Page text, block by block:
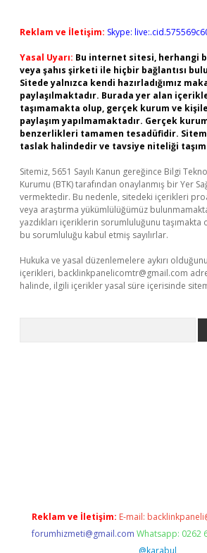
Reklam ve İletişim: Skype:
Yasal Uyarı: Bu internet sitesi, herhangi
veya şahıs şirketi ile hiçbir bağlantısı
Sitede yalnızca kendi hazırladığımız
paylaşılmaktadır. Burada yer alan
taşımamakta olup, gerçek kurum ve
paylaşım yapılmamaktadır. Gerçek
benzerlikleri tamamen tesadüfidir.
taslak halindedir ve tavsiye niteliği
Sitemiz, 5651 Sayılı Kanun gereğince Bilgi
Kurumu (BTK) tarafından onaylanmış bir Yer
vermektedir. Bu nedenle, sitedeki içerikleri
veya araştırma yükümlülüğümüz
yazdıkları içeriklerin sorumluluğunu
bu sorumluluğu kabul etmiş sayılırlar.
Hukuka ve yasal düzenlemelere aykırı
içerikleri, backlinkpanelicomtr@gmail.com
halinde, ilgili içerikler yasal süre içerisinde
Reklam ve İletişim: E-mail:
forumhizmeti@gmail.com Whatsapp: 0262
@karabul